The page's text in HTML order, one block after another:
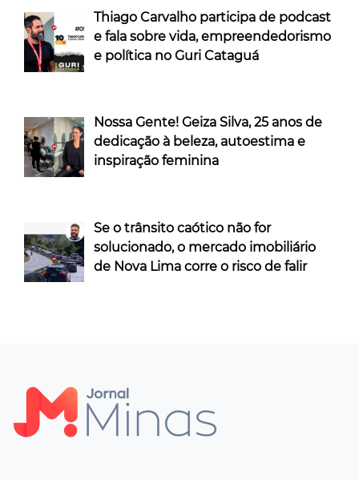
Thiago Carvalho participa de podcast
e fala sobre vida, empreendedorismo
e política no Guri Cataguá
Nossa Gente! Geiza Silva, 25 anos de
dedicação à beleza, autoestima e
inspiração feminina
Se o trânsito caótico não for
solucionado, o mercado imobiliário
de Nova Lima corre o risco de falir